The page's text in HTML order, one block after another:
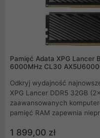
Pamięć Adata XPG Lancer
6000MHz CL30
Odkryj wydajność
XPG Lancer DDR5 32GB
zaawansowanych
pamięć RAM zapewnia
idealną dla entuzjastów
swojego systemu dzięki
1 899,00 zł